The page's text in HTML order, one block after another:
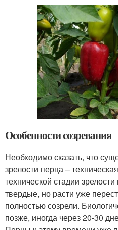
Особенности созревания
Необходимо сказать, что
зрелости перца –
технической стадии
твердые, но расти уже
полностью созрели.
позже, иногда через 20-30